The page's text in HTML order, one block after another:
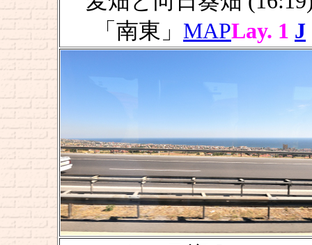
「南東」 MAPLay. 1 J